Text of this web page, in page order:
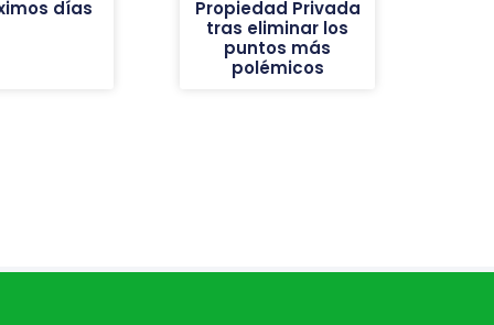
días
Propiedad Privada
tras eliminar los
puntos más
polémicos